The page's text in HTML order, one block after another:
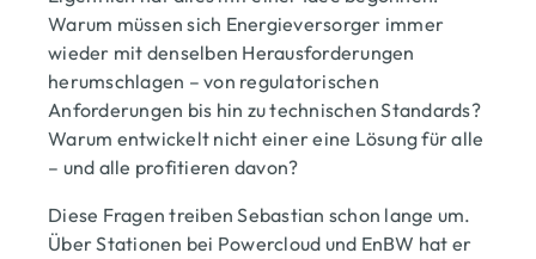
Warum müssen sich Energieversorger immer
wieder mit denselben Herausforderungen
herumschlagen – von regulatorischen
Anforderungen bis hin zu technischen Standards?
Warum entwickelt nicht einer eine Lösung für alle
– und alle profitieren davon?
Diese Fragen treiben Sebastian schon lange um.
Über Stationen bei Powercloud und EnBW hat er